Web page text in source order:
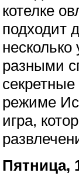
котелке
подходит
разными
режиме
игра,
Пятница,